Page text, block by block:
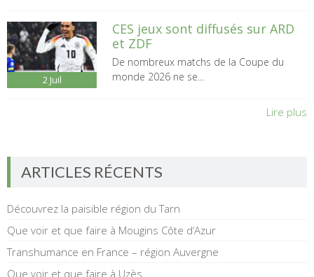
2 Juil
CES jeux sont diffusés sur ARD
et ZDF
De nombreux matchs de la Coupe du
monde 2026 ne se...
Lire plus
ARTICLES RÉCENTS
Découvrez la paisible région du Tarn
Que voir et que faire à Mougins Côte d’Azur
Transhumance en France – région Auvergne
Que voir et que faire à Uzès